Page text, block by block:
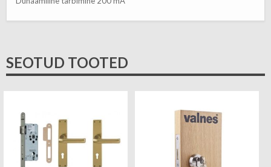
SEOTUD TOOTED